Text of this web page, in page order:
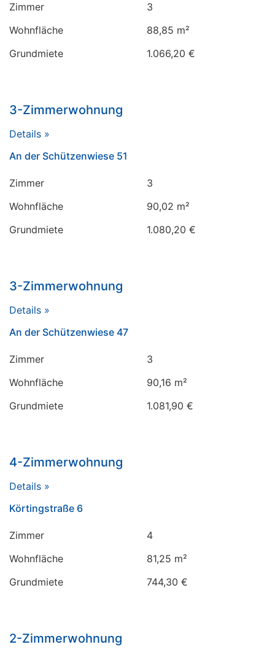
Zimmer
3
Wohnfläche
88,85 m²
Grundmiete
1.066,20 €
3-Zimmerwohnung
Details »
An der Schützenwiese 51
Zimmer
3
Wohnfläche
90,02 m²
Grundmiete
1.080,20 €
3-Zimmerwohnung
Details »
An der Schützenwiese 47
Zimmer
3
Wohnfläche
90,16 m²
Grundmiete
1.081,90 €
4-Zimmerwohnung
Details »
Körtingstraße 6
Zimmer
4
Wohnfläche
81,25 m²
Grundmiete
744,30 €
2-Zimmerwohnung